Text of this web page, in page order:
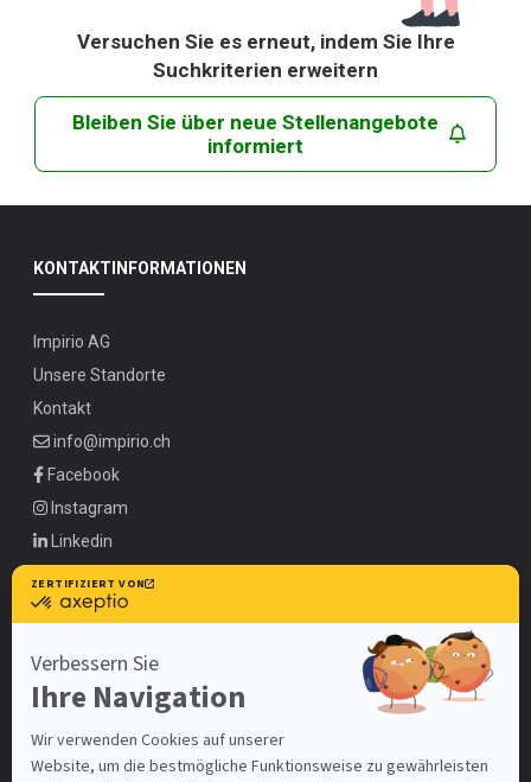
Versuchen Sie es erneut, indem Sie Ihre
Suchkriterien erweitern
Bleiben Sie über neue Stellenangebote
informiert
KONTAKTINFORMATIONEN
Impirio AG
Unsere Standorte
Kontakt
info@impirio.ch
Facebook
Instagram
Linkedin
UNSERE ANGEBOTE UNTER
Zürich
Basel-Stadt
Luzern